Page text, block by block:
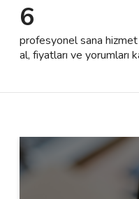
Destek
İletişim
6
profesyonel sana
al, fiyatları ve yorumları